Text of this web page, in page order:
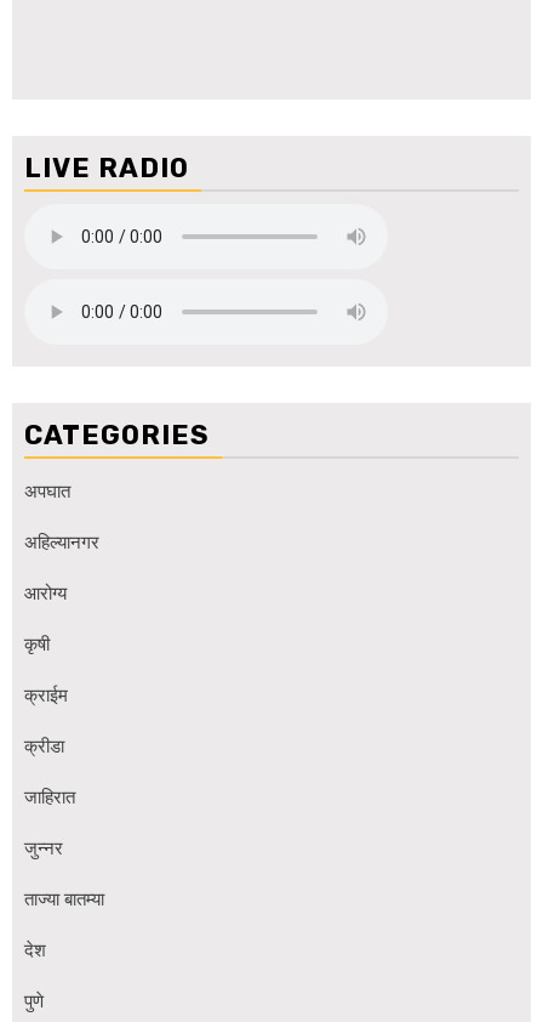
LIVE RADIO
CATEGORIES
अपघात
अहिल्यानगर
आरोग्य
कृषी
क्राईम
क्रीडा
जाहिरात
जुन्नर
ताज्या बातम्या
देश
पुणे